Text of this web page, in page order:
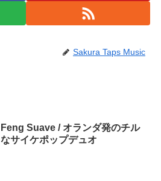
Sakura Taps Music
Feng Suave / オランダ発のチル
なサイケポップデュオ